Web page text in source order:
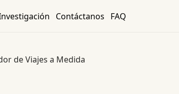
Contáctanos FAQ
de Viajes a Medida